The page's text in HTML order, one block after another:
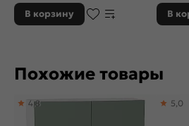
В корзину В
Похожие товары
4,8 5,0